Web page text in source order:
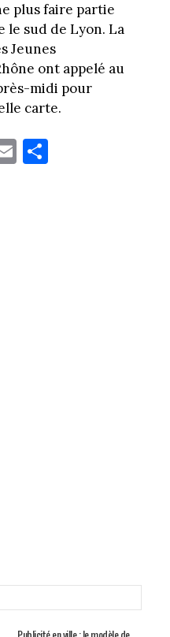
plus faire partie
le sud de Lyon. La
Jeunes
ont appelé au
midi pour
carte.
E
m
Pa